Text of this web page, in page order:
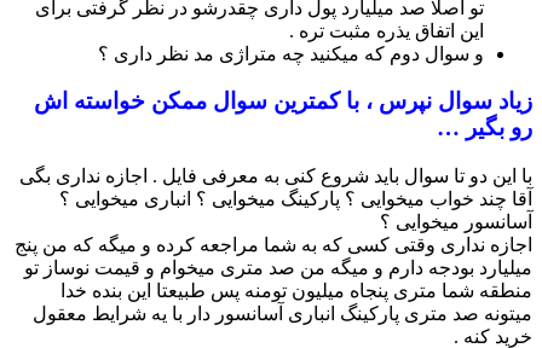
تو اصلا صد میلیارد پول داری چقدرشو در نظر گرفتی برای
این اتفاق یذره مثبت تره .
و سوال دوم که میکنید چه متراژی مد نظر داری ؟
زیاد سوال نپرس ، با کمترین سوال ممکن خواسته اش
رو بگیر …
با این دو تا سوال باید شروع کنی به معرفی فایل . اجازه نداری بگی
آقا چند خواب میخوایی ؟ پارکینگ میخوایی ؟ انباری میخوایی ؟
آسانسور میخوایی ؟
اجازه نداری وقتی کسی که به شما مراجعه کرده و میگه که من پنج
میلیارد بودجه دارم و میگه من صد متری میخوام و قیمت نوساز تو
منطقه شما متری پنجاه میلیون تومنه پس طبیعتا این بنده خدا
میتونه صد متری پارکینگ انباری آسانسور دار با یه شرایط معقول
خرید کنه .